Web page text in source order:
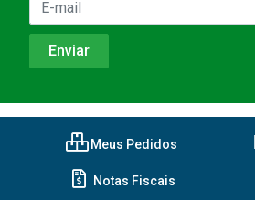
Meus Pedidos
Notas Fiscais